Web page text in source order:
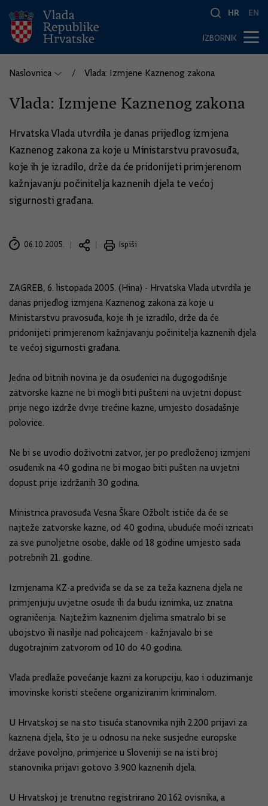
HR EN
IZBORNIK
Naslovnica Vlada: Izmjene Kaznenog zakona
Vlada: Izmjene Kaznenog zakona
Hrvatska Vlada utvrdila je danas prijedlog izmjena
Kaznenog zakona za koje u Ministarstvu pravosuđa,
koje ih je izradilo, drže da će pridonijeti primjerenom
kažnjavanju počinitelja kaznenih djela te većoj
sigurnosti građana.
06.10.2005. Ispiši
ZAGREB, 6. listopada 2005. (Hina) - Hrvatska Vlada utvrdila je
danas prijedlog izmjena Kaznenog zakona za koje u
Ministarstvu pravosuđa, koje ih je izradilo, drže da će
pridonijeti primjerenom kažnjavanju počinitelja kaznenih djela
te većoj sigurnosti građana.
Jedna od bitnih novina je da osuđenici na dugogodišnje
zatvorske kazne ne bi mogli biti pušteni na uvjetni dopust
prije nego izdrže dvije trećine kazne, umjesto dosadašnje
polovice.
Ne bi se uvodio doživotni zatvor, jer po predloženoj izmjeni
osuđenik na 40 godina ne bi mogao biti pušten na uvjetni
dopust prije izdržanih 30 godina.
Ministrica pravosuđa Vesna Škare Ožbolt ističe da će se
najteže zatvorske kazne, od 40 godina, ubuduće moći izricati
za sve punoljetne osobe, dakle od 18 godine umjesto sada
potrebnih 21. godine.
Izmjenama KZ-a predviđa se da se za teža kaznena djela ne
primjenjuju uvjetne osude ili da budu iznimka, uz znatna
ograničenja. Najtežim kaznenim djelima smatralo bi se
ubojstvo ili nasilje nad policajcem - kažnjavalo bi se
dugotrajnim zatvorom od 10 do 40 godina.
Vlada predlaže povećanje kazni za korupciju, kao i oduzimanje
imovinske koristi stečene organiziranim kriminalom.
U Hrvatskoj se na sto tisuća stanovnika njih 2.200 prijavi za
kaznena djela, što je u odnosu na neke susjedne europske
države povoljno, primjerice u Sloveniji se na isti broj
stanovnika prijavi gotovo 3.900 kaznenih djela.
U Hrvatskoj je trenutno registrirano 20.162 ovisnika, a